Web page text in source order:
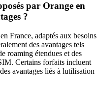
par Orange en
?
France, adaptés aux besoins
des avantages tels
roaming étendues et des
Certains forfaits incluent
avantages liés à lutilisation